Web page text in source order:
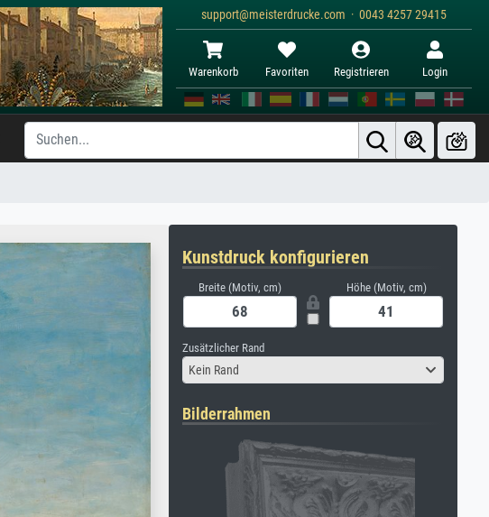
support@meisterdrucke.com · 0043 4257 29415
Warenkorb Favoriten Registrieren Login
Kunstdruck konfigurieren
Breite (Motiv, cm) Höhe (Motiv, cm)
Zusätzlicher Rand
Kein Rand
Bilderrahmen